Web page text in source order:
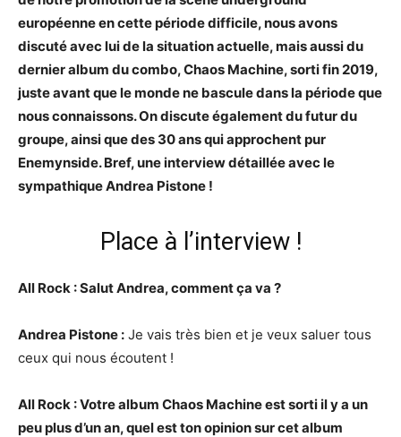
européenne en cette période difficile, nous avons
discuté avec lui de la situation actuelle, mais aussi du
dernier album du combo, Chaos Machine, sorti fin 2019,
juste avant que le monde ne bascule dans la période que
nous connaissons. On discute également du futur du
groupe, ainsi que des 30 ans qui approchent pur
Enemynside. Bref, une interview détaillée avec le
sympathique Andrea Pistone !
Place à l’interview !
All Rock : Salut Andrea, comment ça va ?
Andrea Pistone : Je vais très bien et je veux saluer tous
ceux qui nous écoutent !
All Rock : Votre album Chaos Machine est sorti il y a un
peu plus d’un an, quel est ton opinion sur cet album